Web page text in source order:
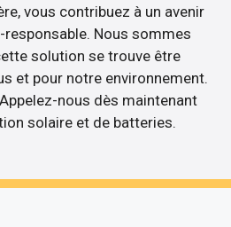
vous contribuez à un avenir
Nous sommes
solution se trouve être
et pour notre environnement.
nous dès maintenant
solaire et de batteries.